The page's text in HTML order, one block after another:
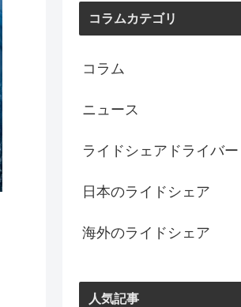
コラムカテゴリ
コラム
ニュース
ライドシェアドライバー
日本のライドシェア
海外のライドシェア
人気記事